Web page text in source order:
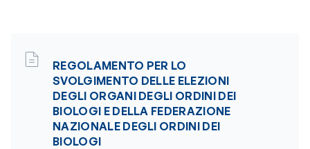
REGOLAMENTO PER LO
SVOLGIMENTO DELLE ELEZIONI
DEGLI ORGANI DEGLI ORDINI DEI
BIOLOGI E DELLA FEDERAZIONE
NAZIONALE DEGLI ORDINI DEI
BIOLOGI